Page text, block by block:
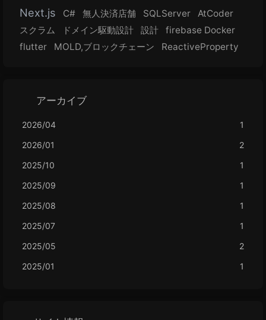
Next.js
C# 無人決済店舗 SQLServer
AtCoder
スクラム
ドメイン駆動設計 設計
firebase Docker
flutter
MOLD,ブロックチェーン ReactiveProperty
アーカイブ
2026/04
1
2026/01
2
2025/10
1
2025/09
1
2025/08
1
2025/07
1
2025/05
2
2025/01
1